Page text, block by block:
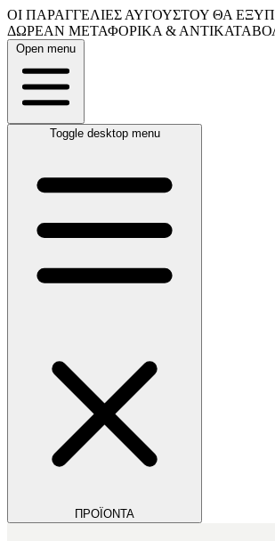
ΟΙ ΠΑΡΑΓΓΕΛΙΕΣ ΑΥΓΟΥΣΤΟΥ ΘΑ
ΔΩΡΕΑΝ ΜΕΤΑΦΟΡΙΚΑ &
Open menu
Toggle desktop menu
ΠΡΟΪΟΝΤΑ